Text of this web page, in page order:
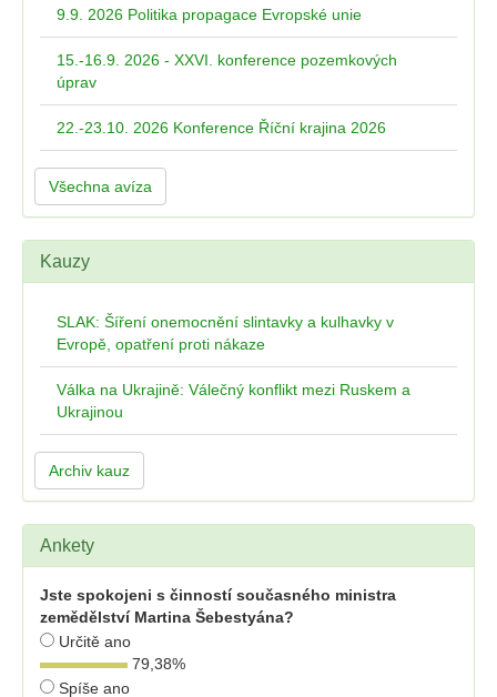
9.9. 2026 Politika propagace Evropské unie
15.-16.9. 2026 - XXVI. konference pozemkových
úprav
22.-23.10. 2026 Konference Říční krajina 2026
Všechna avíza
Kauzy
SLAK: Šíření onemocnění slintavky a kulhavky v
Evropě, opatření proti nákaze
Válka na Ukrajině: Válečný konflikt mezi Ruskem a
Ukrajinou
Archiv kauz
Ankety
Jste spokojeni s činností současného ministra
zemědělství Martina Šebestyána?
Určitě ano
79,38%
Spíše ano